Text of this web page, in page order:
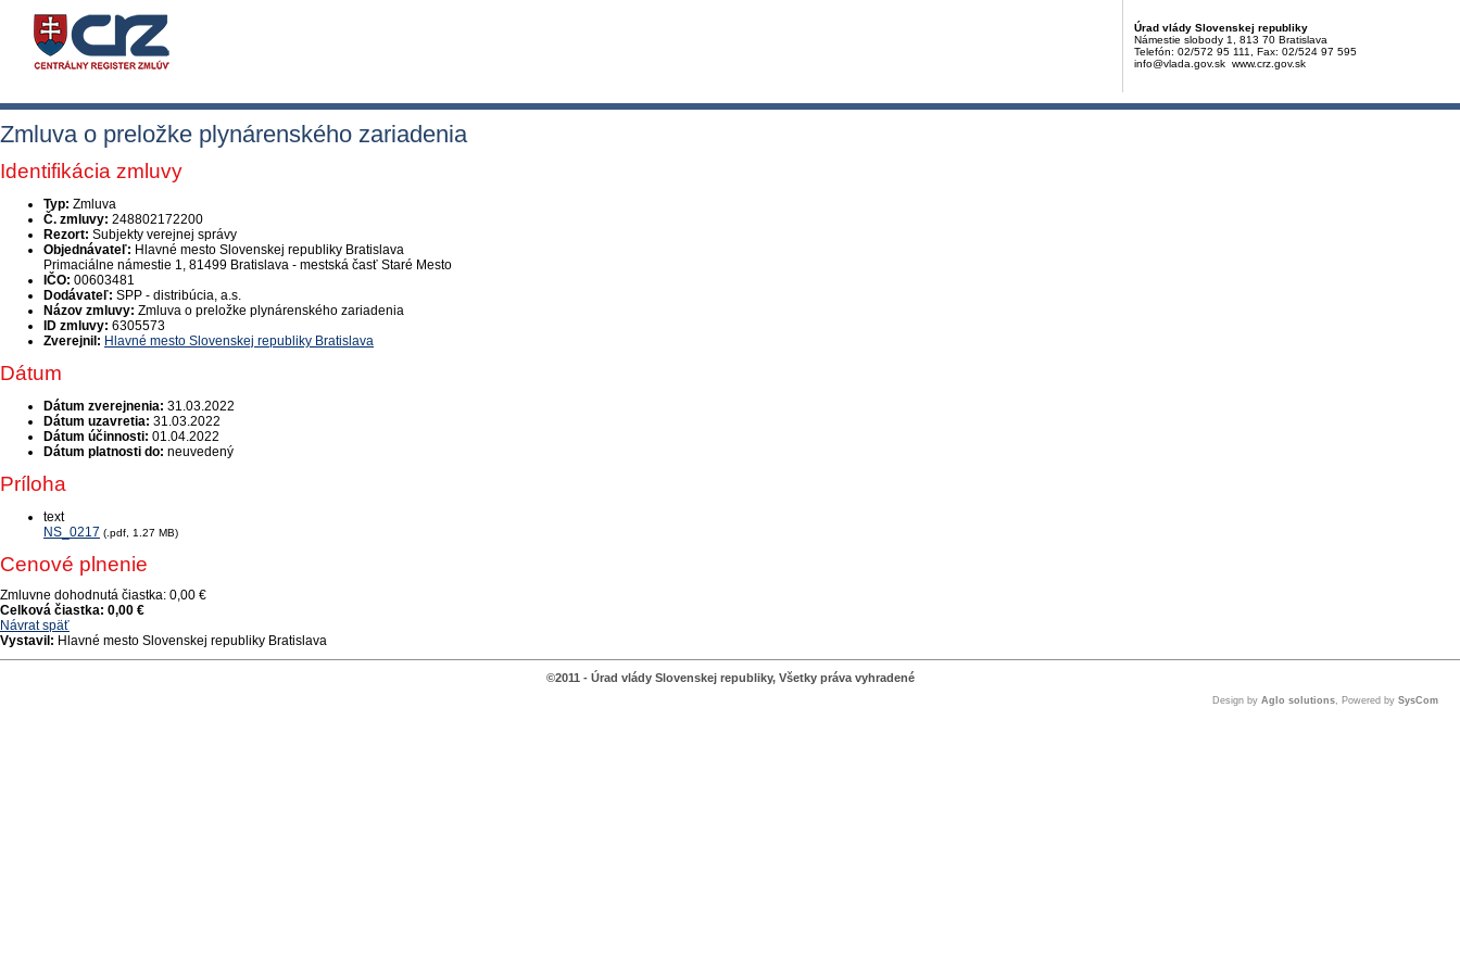
Úrad vlády Slovenskej republiky
Námestie slobody 1, 813 70 Bratislava
Telefón: 02/572 95 111, Fax: 02/524 97 595
info@vlada.gov.sk www.crz.gov.sk
Zmluva o preložke plynárenského zariadenia
Identifikácia zmluvy
Typ: Zmluva
Č. zmluvy: 248802172200
Rezort: Subjekty verejnej správy
Objednávateľ: Hlavné mesto Slovenskej republiky Bratislava
Primaciálne námestie 1, 81499 Bratislava - mestská časť Staré Mesto
IČO: 00603481
Dodávateľ: SPP - distribúcia, a.s.
Názov zmluvy: Zmluva o preložke plynárenského zariadenia
ID zmluvy: 6305573
Zverejnil: Hlavné mesto Slovenskej republiky Bratislava
Dátum
Dátum zverejnenia: 31.03.2022
Dátum uzavretia: 31.03.2022
Dátum účinnosti: 01.04.2022
Dátum platnosti do: neuvedený
Príloha
text
NS_0217 (.pdf, 1.27 MB)
Cenové plnenie
Zmluvne dohodnutá čiastka: 0,00 €
Celková čiastka: 0,00 €
Návrat späť
Vystavil: Hlavné mesto Slovenskej republiky Bratislava
©2011 - Úrad vlády Slovenskej republiky, Všetky práva vyhradené
Design by Aglo solutions, Powered by SysCom